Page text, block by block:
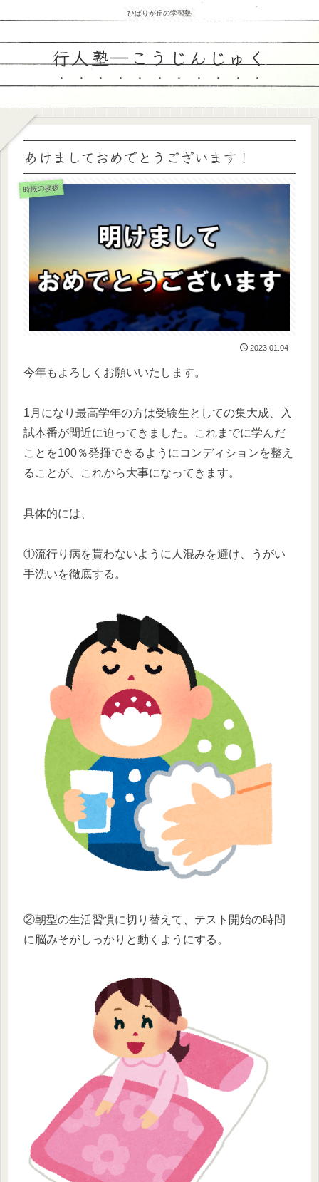
ひばりが丘の学習塾
行人塾―こうじんじゅく
あけましておめでとうございます！
時候の挨拶
2023.01.04
今年もよろしくお願いいたします。
1月になり最高学年の方は受験生としての集大成、入
試本番が間近に迫ってきました。これまでに学んだ
ことを100％発揮できるようにコンディションを整え
ることが、これから大事になってきます。
具体的には、
①流行り病を貰わないように人混みを避け、うがい
手洗いを徹底する。
②朝型の生活習慣に切り替えて、テスト開始の時間
に脳みそがしっかりと動くようにする。